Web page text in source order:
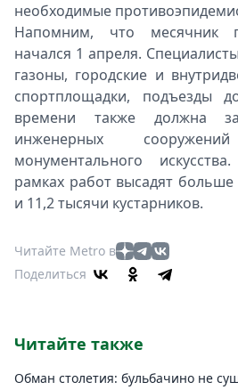
необходимые
Напомним, что месячник
начался 1 апреля.
газоны, городские и
спортплощадки, подъезды
времени также должна
инженерных
монументального
рамках работ высадят
и 11,2 тысячи кустарников.
Читайте Metro в
Поделиться
Читайте также
Обман столетия: бульбачино не